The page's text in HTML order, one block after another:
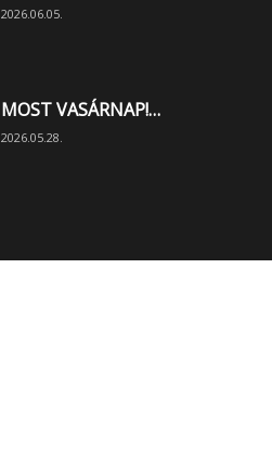
2026.06.05.
MOST VASÁRNAP!…
2026.05.28.